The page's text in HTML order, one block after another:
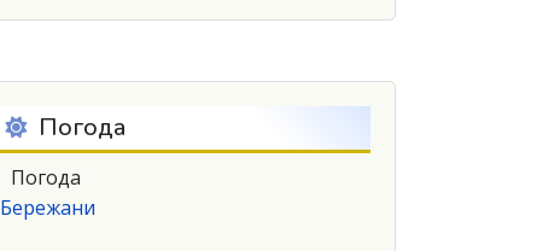
Погода
Погода
Бережани